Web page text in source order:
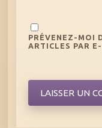
PRÉVENEZ-MOI
ARTICLES PAR E-